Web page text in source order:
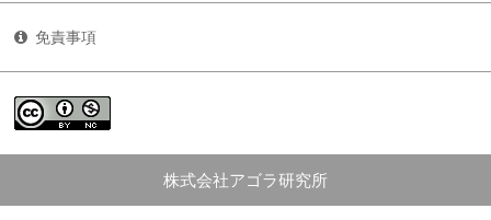
免責事項
株式会社アゴラ研究所